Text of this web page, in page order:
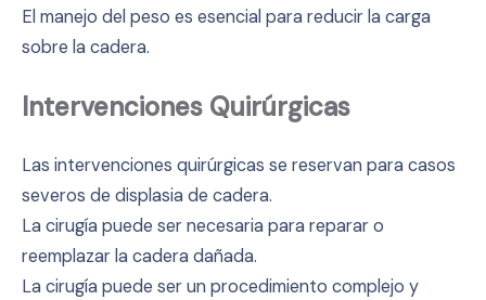
El manejo del peso es esencial para reducir la carga
sobre la cadera.
Intervenciones Quirúrgicas
Las intervenciones quirúrgicas se reservan para casos
severos de displasia de cadera.
La cirugía puede ser necesaria para reparar o
reemplazar la cadera dañada.
La cirugía puede ser un procedimiento complejo y